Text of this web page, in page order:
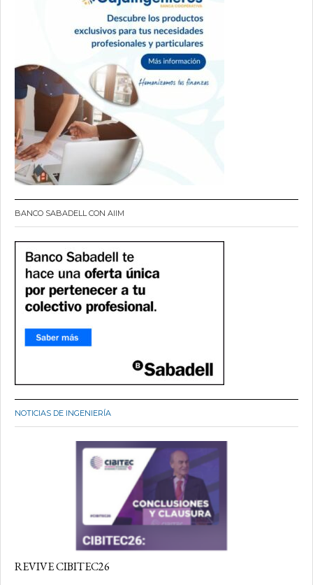
BANCO SABADELL CON AIIM
NOTICIAS DE INGENIERÍA
REVIVE CIBITEC26